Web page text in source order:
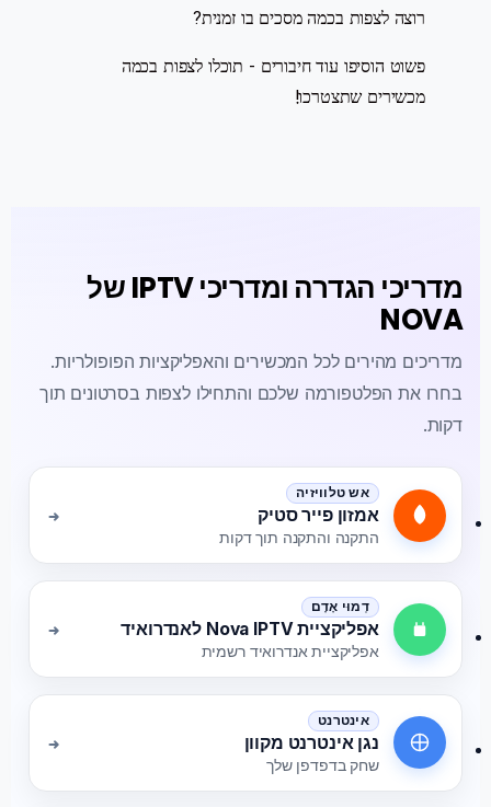
רוצה לצפות בכמה מסכים בו זמנית?
פשוט הוסיפו עוד חיבורים - תוכלו לצפות בכמה
מכשירים שתצטרכו!
מדריכי הגדרה ומדריכי IPTV של
NOVA
מדריכים מהירים לכל המכשירים והאפליקציות הפופולריות.
בחרו את הפלטפורמה שלכם והתחילו לצפות בסרטונים תוך
דקות.
אש טלוויזיה
אמזון פייר סטיק
התקנה והתקנה תוך דקות
דְמוּי אָדָם
אפליקציית Nova IPTV לאנדרואיד
אפליקציית אנדרואיד רשמית
אינטרנט
נגן אינטרנט מקוון
שחק בדפדפן שלך